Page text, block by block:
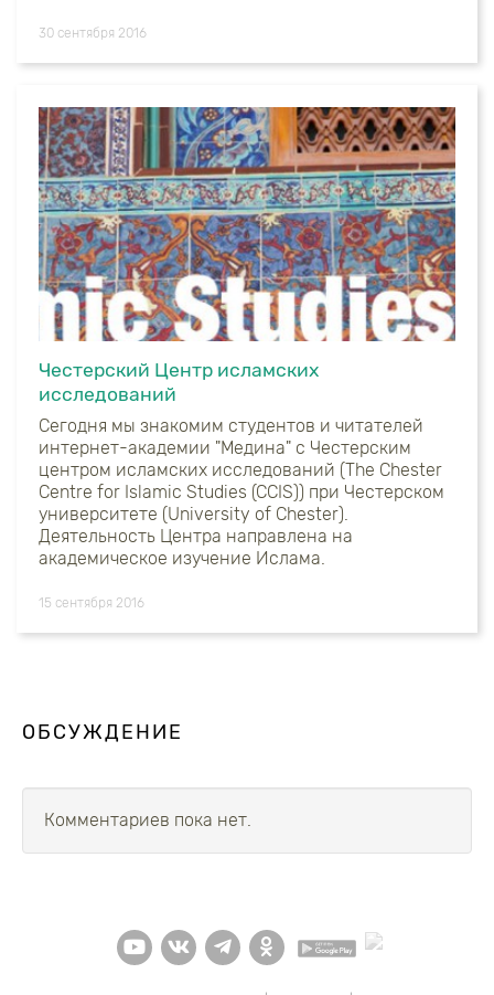
30 сентября 2016
Честерский Центр исламских
исследований
Сегодня мы знакомим студентов и читателей
интернет-академии "Медина" с Честерским
центром исламских исследований (The Chester
Centre for Islamic Studies (CCIS)) при Честерском
университете (University of Chester).
Деятельность Центра направлена на
академическое изучение Ислама.
15 сентября 2016
ОБСУЖДЕНИЕ
Комментариев пока нет.